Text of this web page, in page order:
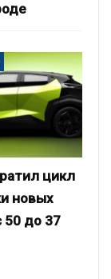
цикл
новых
50 до 37